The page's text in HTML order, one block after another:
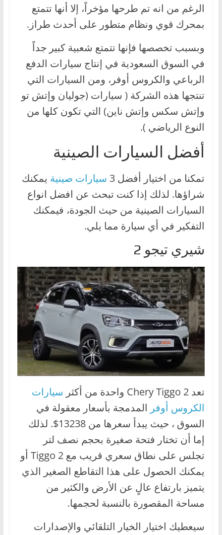
الرغم من انه تم طرحها مؤخراً، إلا أنها تتمتع
بمحرك قوي ونظام متطور على أحدث طراز.
وبسبب تخصصها فإنها تتمتع شعبية كبير جداً
في السوق السعودية في إنتاج سيارات الدفع
الرباعي والكروس أوفر، ومن السيارات التي
تنتجها هذه الشركة ( سيارات (جوليان وإتش تو
وإتش سكس وإتش ناين) التي تكون كلها من
النوع الرياضي ).
أفضل السيارات الصينية
تمكنا من اختيار أفضل 3 سيارات صينية يمكنك
شراؤها. لذلك إذا كنت تبحث عن افضل انواع
السيارات الصينية من حيث الجودة، فيمكنك
التفكير في أي سيارة مما يلي.
شيري تيجو 2
تعد Chery Tiggo 2 واحدة من أكثر
سيارات
الكروس أوفر المدمجة بأسعار معقولة في
السوق ، حيث يبدأ سعرها من 13238$. لذلك
إما أن تختار فتحة صغيرة بحجم نصف لتر
تجلس على نطاق سعري قريب مع Tiggo 2 أو
يمكنك الحصول على هذا التقاطع الصغير الذي
يتميز بارتفاع عالٍ عن الأرض والكثير من
مساحة المقصورة بالنسبة لحجمها.
سيعطيك اختيار الخيار التلقائي والإصدارات